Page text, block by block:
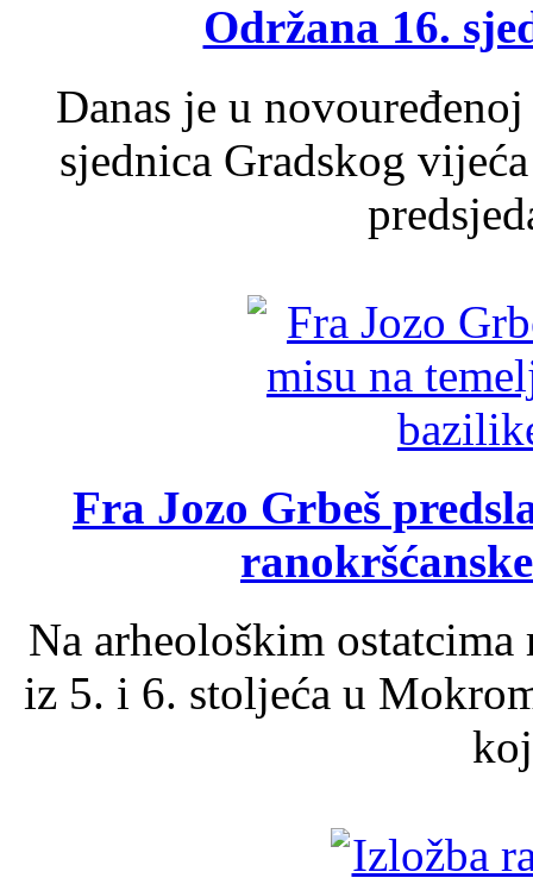
Održana 16.
Danas je u
sjednica Gradskog
Fra Jozo Grbeš
Na arheološkim
iz 5. i 6. stoljeća u